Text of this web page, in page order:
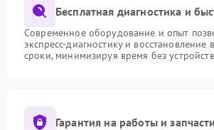
Бесплатная диагностика и
Современное оборудование и опыт
экспресс-диагностику и восстановление
сроки, минимизируя время без
Гарантия на работы и запчасти